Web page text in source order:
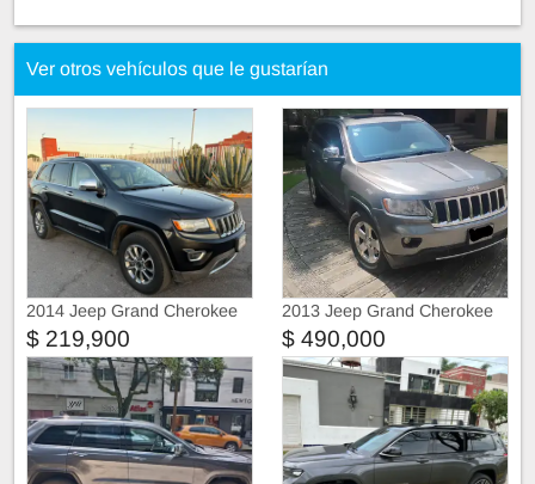
Ver otros vehículos que le gustarían
2014 Jeep Grand Cherokee
Limited, la más equipada
$ 219,900
2013 Jeep Grand Cherokee
Limited premium 4x2
$ 490,000